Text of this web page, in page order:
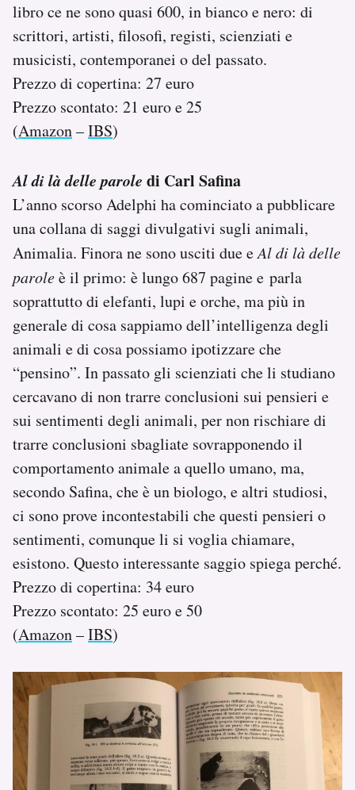
libro ce ne sono quasi 600, in bianco e nero: di
scrittori, artisti, filosofi, registi, scienziati e
musicisti, contemporanei o del passato.
Prezzo di copertina: 27 euro
Prezzo scontato: 21 euro e 25
(Amazon–IBS)
Al di là delle parole di Carl Safina
L’anno scorso Adelphi ha cominciato a pubblicare
una collana di saggi divulgativi sugli animali,
Animalia. Finora ne sono usciti due eAl di là delle
paroleè il primo: è lungo 687 pagine e parla
soprattutto di elefanti, lupi e orche, ma più in
generale di cosa sappiamo dell’intelligenza degli
animali e di cosa possiamo ipotizzare che
“pensino”. In passato gli scienziati che li studiano
cercavano di non trarre conclusioni sui pensieri e
sui sentimenti degli animali, per non rischiare di
trarre conclusioni sbagliate sovrapponendo il
comportamento animale a quello umano, ma,
secondo Safina, che è un biologo, e altri studiosi,
ci sono prove incontestabili che questi pensieri o
sentimenti, comunque li si voglia chiamare,
esistono. Questo interessante saggio spiega perché.
Prezzo di copertina: 34 euro
Prezzo scontato: 25 euro e 50
(Amazon–IBS)